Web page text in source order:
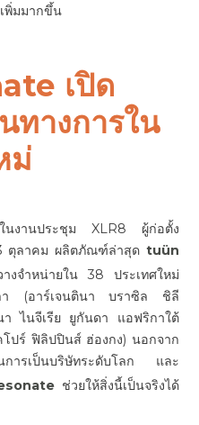
พิ่มมากขึ้น
เปิด
ทางการใน
ม่
นงานประชุม XLR8 ผู้ก่อตั้ง
ตุลาคม ผลิตภัณฑ์ล่าสุด tuün
างจำหน่ายใน 38 ประเทศใหม่
กา (อาร์เจนตินา บราซิล ชิลี
ไนจีเรีย ยูกันดา แอฟริกาใต้
โปร์ ฟิลิปปินส์ ฮ่องกง) นอกจาก
ารเป็นบริษัทระดับโลก และ
ช่วยให้สิ่งนี้เป็นจริงได้